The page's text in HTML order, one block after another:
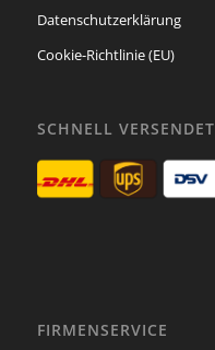
Datenschutzerklärung
Cookie-Richtlinie (EU)
SCHNELL VERSENDET
FIRMENSERVICE